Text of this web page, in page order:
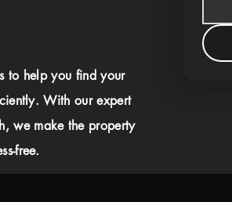
to help you find your
With our expert
we make the property
free.